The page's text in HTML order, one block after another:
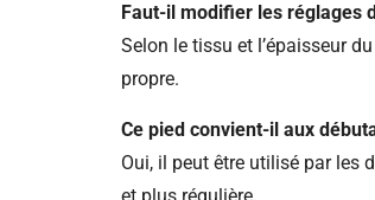
Faut-il modifier les réglages
Selon le tissu et l’épaisseur
propre.
Ce pied convient-il aux
Oui, il peut être utilisé par les